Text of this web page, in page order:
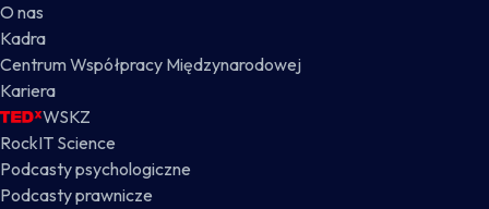
O nas
Kadra
Centrum Współpracy Międzynarodowej
Kariera
WSKZ
RockIT Science
Podcasty psychologiczne
Podcasty prawnicze